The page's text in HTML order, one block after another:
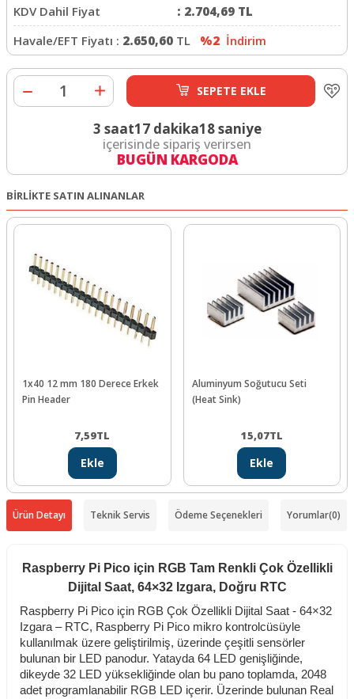
KDV Dahil Fiyat
: 2.704,69 TL
Havale/EFT Fiyatı : 2.650,60 TL %2 İndirim
SEPETE EKLE
3 saat17 dakika17 saniye
içerisinde sipariş verirsen
BUGÜN KARGODA
BİRLİKTE SATIN ALINANLAR
1x40 12 mm 180 Derece Erkek
Pin Header
7,59TL
Ekle
Aluminyum Soğutucu Seti
(Heat Sink)
15,07TL
Ekle
Ürün Detayı Teknik Servis Ödeme Seçenekleri Yorumlar(0)
Raspberry Pi Pico için RGB Tam Renkli Çok Özellikli
Dijital Saat, 64×32 Izgara, Doğru RTC
Raspberry Pi Pico için RGB Çok Özellikli Dijital Saat - 64×32
Izgara – RTC, Raspberry Pi Pico mikro kontrolcüsüyle
kullanılmak üzere geliştirilmiş, üzerinde çeşitli sensörler
bulunan bir LED panodur. Yatayda 64 LED genişliğinde,
dikeyde 32 LED yüksekliğinde olan bu pano toplamda, 2048
adet programlanabilir RGB LED içerir. Üzerinde bulunan Real